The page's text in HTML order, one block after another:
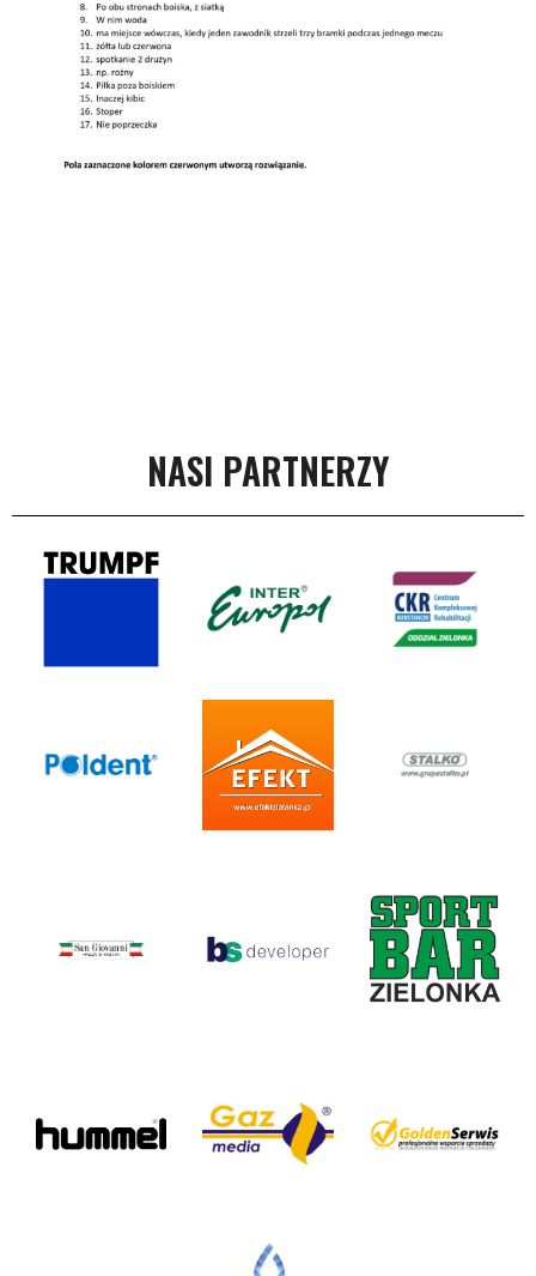
NASI PARTNERZY